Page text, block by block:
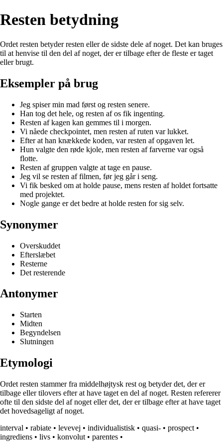
Resten betydning
Ordet resten betyder resten eller de sidste dele af noget. Det kan bruges
til at henvise til den del af noget, der er tilbage efter de fleste er taget
eller brugt.
Eksempler på brug
Jeg spiser min mad først og resten senere.
Han tog det hele, og resten af os fik ingenting.
Resten af kagen kan gemmes til i morgen.
Vi nåede checkpointet, men resten af ruten var lukket.
Efter at han knækkede koden, var resten af opgaven let.
Hun valgte den røde kjole, men resten af farverne var også
flotte.
Resten af gruppen valgte at tage en pause.
Jeg vil se resten af filmen, før jeg går i seng.
Vi fik besked om at holde pause, mens resten af holdet fortsatte
med projektet.
Nogle gange er det bedre at holde resten for sig selv.
Synonymer
Overskuddet
Efterslæbet
Resterne
Det resterende
Antonymer
Starten
Midten
Begyndelsen
Slutningen
Etymologi
Ordet resten stammer fra middelhøjtysk rest og betyder det, der er
tilbage eller tilovers efter at have taget en del af noget. Resten refererer
ofte til den sidste del af noget eller det, der er tilbage efter at have taget
det hovedsageligt af noget.
interval • rabiate • levevej • individualistisk • quasi- • prospect •
ingrediens • livs • konvolut • parentes •